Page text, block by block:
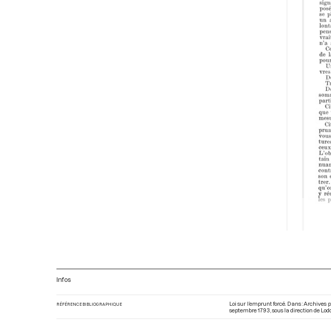
Infos
RÉFÉRENCE BIBLIOGRAPHIQUE
Loi sur l’emprunt forcé. Dans :
septembre 1793 , sous la direction de